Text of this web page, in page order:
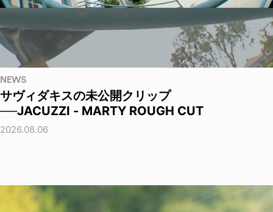
NEWS
サヴィダキスの未公開クリップ
──JACUZZI - MARTY ROUGH CUT
2026.08.06